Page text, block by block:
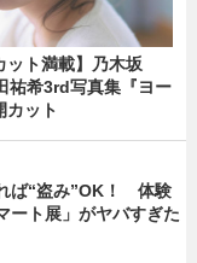
ット満載】乃木坂
祐希3rd写真集『ヨー
カット
ば“盗み”OK！ 体験
ート展」がヤバすぎた